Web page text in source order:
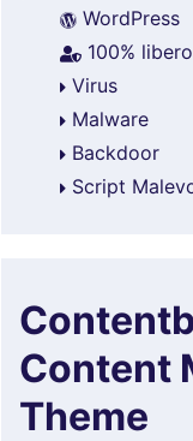
WordPress
100%
Virus
Malware
Backdoor
Script
Content
Theme